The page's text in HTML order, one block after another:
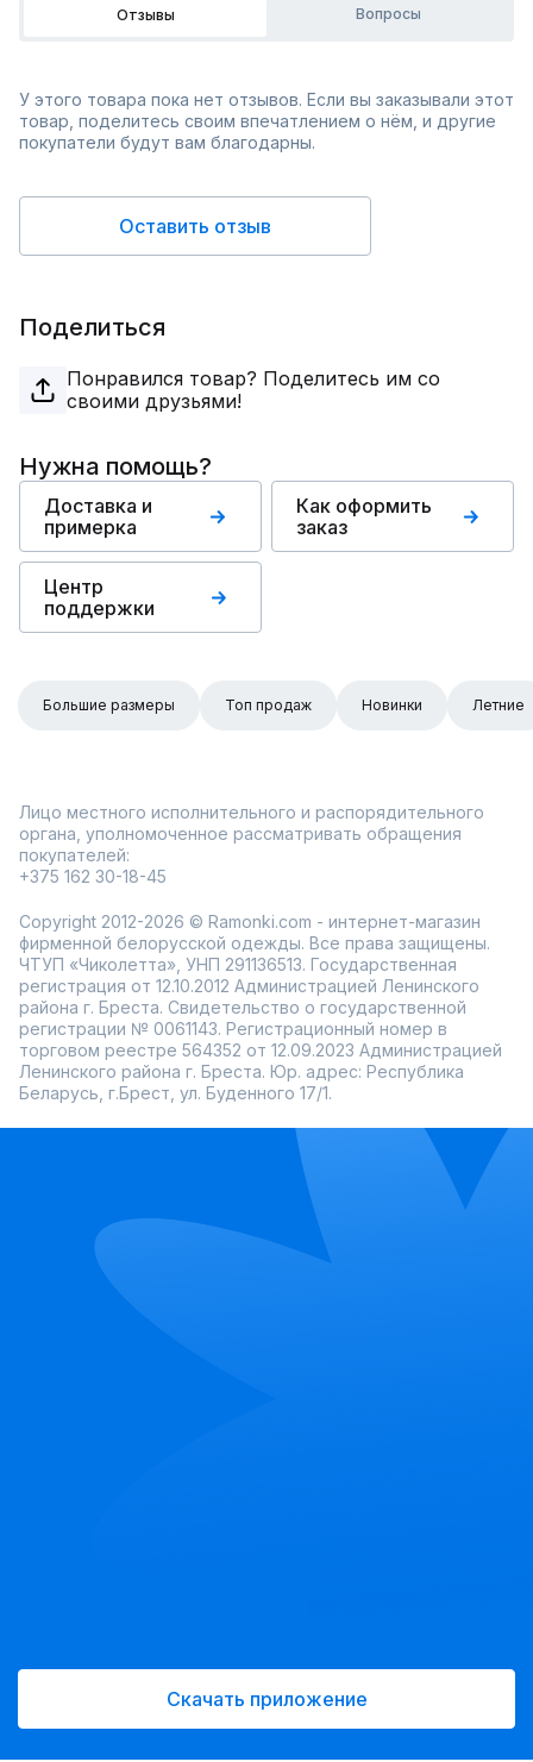
Отзывы Вопросы
У этого товара пока нет отзывов. Если вы заказывали этот
товар, поделитесь своим впечатлением о нём, и другие
покупатели будут вам благодарны.
Оставить отзыв
Поделиться
Понравился товар? Поделитесь им со
своими друзьями!
Нужна помощь?
Доставка и
примерка
Как оформить
заказ
Центр
поддержки
Большие размеры Топ продаж Новинки Летние
Лицо местного исполнительного и распорядительного
органа, уполномоченное рассматривать обращения
покупателей:
+375 162 30-18-45
Copyright 2012-2026 © Ramonki.com - интернет-магазин
фирменной белорусской одежды. Все права защищены.
ЧТУП «Чиколетта», УНП 291136513. Государственная
регистрация от 12.10.2012 Администрацией Ленинского
района г. Бреста. Свидетельство о государственной
регистрации № 0061143. Регистрационный номер в
торговом реестре 564352 от 12.09.2023 Администрацией
Ленинского района г. Бреста. Юр. адрес: Республика
Беларусь, г.Брест, ул. Буденного 17/1.
Скачать приложение